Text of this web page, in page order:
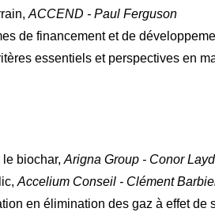
ACCEND - Paul Ferguson
de financement et de
essentiels et perspectives en
le biochar,Arigna Group - Conor
Accelium Conseil - Clément
en élimination des gaz à effet de